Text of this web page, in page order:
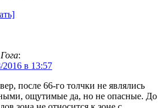
Гога:
2016 в 13:57
после 66-го толчки не являлись
ощутимые да, но не опасные. До